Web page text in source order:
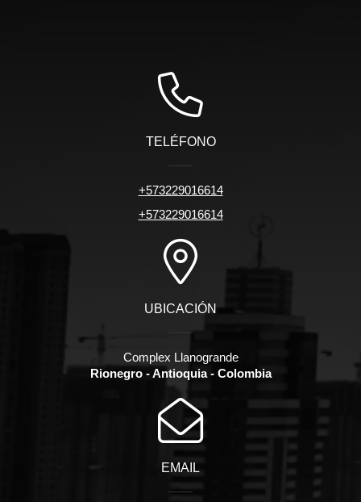
TELÉFONO
+573229016614
+573229016614
UBICACIÓN
Complex Llanogrande
Rionegro - Antioquia - Colombia
EMAIL